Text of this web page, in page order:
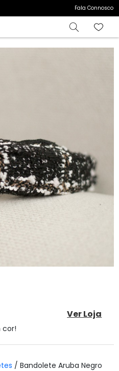
Fala Connosco
Ver Loja
/ Bandolete Aruba Negro